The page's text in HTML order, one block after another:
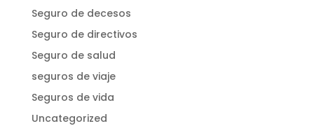
Seguro de decesos
Seguro de directivos
Seguro de salud
seguros de viaje
Seguros de vida
Uncategorized